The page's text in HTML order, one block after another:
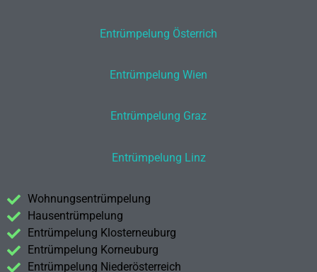
Entrümpelung Österrich
Entrümpelung Wien
Entrümpelung Graz
Entrümpelung Linz
Wohnungsentrümpelung
Hausentrümpelung
Entrümpelung Klosterneuburg
Entrümpelung Korneuburg
Entrümpelung Niederösterreich